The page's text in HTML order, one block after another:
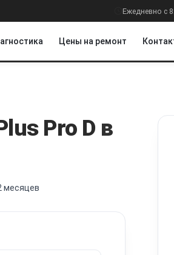
Ежедневно с
Цены на ремонт
Pro D в
месяцев